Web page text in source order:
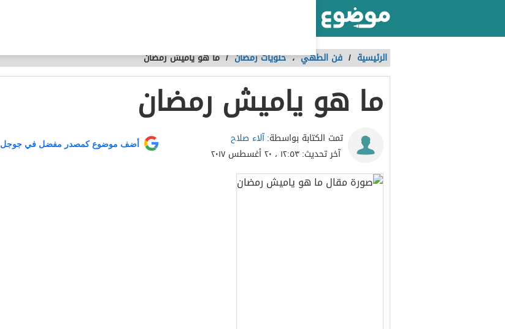
الرئيسية / فن الطهي،حلويات رمضان /ما هو ياميش رمضان
ما هو ياميش رمضان
تمت الكتابة بواسطة:آلاء صلاح
آخر تحديث:١٢:٥٣ ، ٢٠ أغسطس ٢٠١٧
أضف موضوع كمصدر مفضل في جوجل